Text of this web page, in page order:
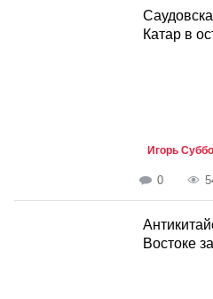
Катар в
Игорь
0
Востоке